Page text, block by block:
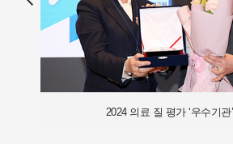
2024 의료 질 평가 ‘우수기관